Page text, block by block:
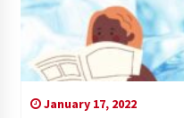
January 17, 2022